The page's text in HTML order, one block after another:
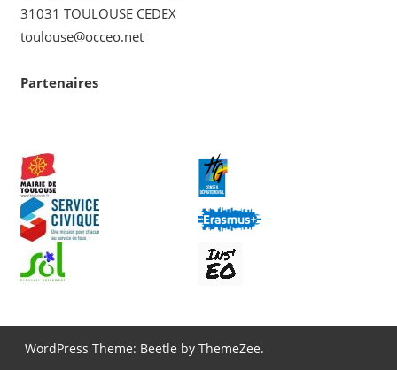
31031 TOULOUSE CEDEX
toulouse@occeo.net
Partenaires
WordPress Theme: Beetle by ThemeZee.